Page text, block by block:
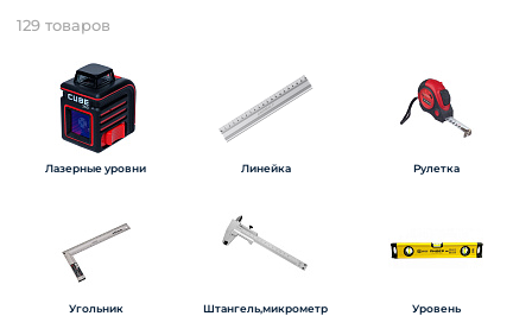
129 товаров
Лазерные уровни Линейка Рулетка
Угольник Штангель,микрометр Уровень